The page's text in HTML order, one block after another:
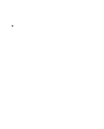
.